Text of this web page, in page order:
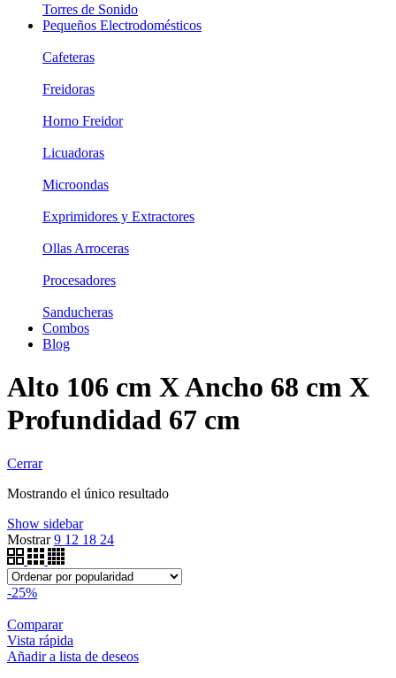
Torres de Sonido
Pequeños Electrodomésticos
Cafeteras
Freidoras
Horno Freidor
Licuadoras
Microondas
Exprimidores y Extractores
Ollas Arroceras
Procesadores
Sanducheras
Combos
Blog
Alto 106 cm X Ancho 68 cm X
Profundidad 67 cm
Cerrar
Mostrando el único resultado
Show sidebar
Mostrar9 12 18 24
-25%
Comparar
Vista rápida
Añadir a lista de deseos